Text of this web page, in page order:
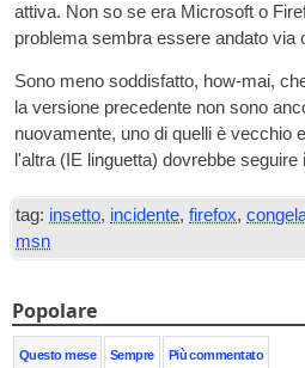
attiva. Non so se era Microsoft o
problema sembra essere andato via
Sono meno soddisfatto, how-mai,
la versione precedente non sono
nuovamente, uno di quelli è vecchio
l'altra ( IE linguetta) dovrebbe seguire
tag: insetto, incidente,firefox,
msn
Popolare
Questo mese Sempre Più commentato